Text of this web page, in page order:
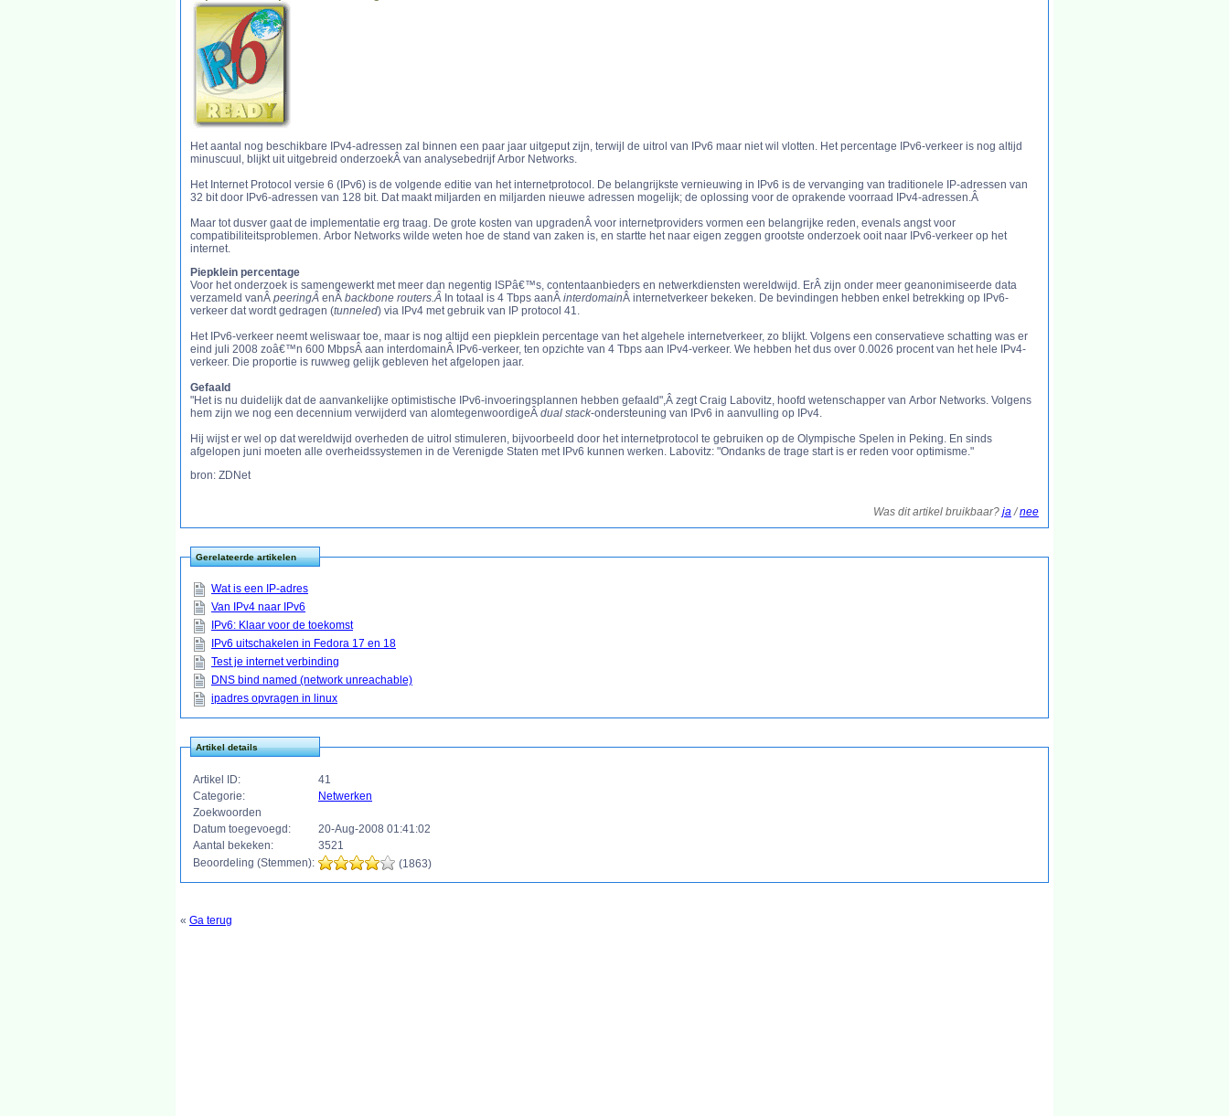
Het aantal nog beschikbare IPv4-adressen zal binnen een paar jaar uitgeput zijn, terwijl de uitrol van IPv6 maar niet wil vlotten. Het percentage IPv6-verkeer is nog altijd
minuscuul, blijkt uit uitgebreid onderzoekÂ van analysebedrijf Arbor Networks.
Het Internet Protocol versie 6 (IPv6) is de volgende editie van het internetprotocol. De belangrijkste vernieuwing in IPv6 is de vervanging van traditionele IP-adressen van
32 bit door IPv6-adressen van 128 bit. Dat maakt miljarden en miljarden nieuwe adressen mogelijk; de oplossing voor de oprakende voorraad IPv4-adressen.Â
Maar tot dusver gaat de implementatie erg traag. De grote kosten van upgradenÂ voor internetproviders vormen een belangrijke reden, evenals angst voor
compatibiliteitsproblemen. Arbor Networks wilde weten hoe de stand van zaken is, en startte het naar eigen zeggen grootste onderzoek ooit naar IPv6-verkeer op het
internet.
Piepklein percentage
Voor het onderzoek is samengewerkt met meer dan negentig ISPâ€™s, contentaanbieders en netwerkdiensten wereldwijd. ErÂ zijn onder meer geanonimiseerde data
verzameld vanÂ peeringÂ enÂ backbone routers.Â In totaal is 4 Tbps aanÂ interdomainÂ internetverkeer bekeken. De bevindingen hebben enkel betrekking op IPv6-
verkeer dat wordt gedragen (tunneled) via IPv4 met gebruik van IP protocol 41.
Het IPv6-verkeer neemt weliswaar toe, maar is nog altijd een piepklein percentage van het algehele internetverkeer, zo blijkt. Volgens een conservatieve schatting was er
eind juli 2008 zoâ€™n 600 MbpsÂ aan interdomainÂ IPv6-verkeer, ten opzichte van 4 Tbps aan IPv4-verkeer. We hebben het dus over 0.0026 procent van het hele IPv4-
verkeer. Die proportie is ruwweg gelijk gebleven het afgelopen jaar.
Gefaald
"Het is nu duidelijk dat de aanvankelijke optimistische IPv6-invoeringsplannen hebben gefaald",Â zegt Craig Labovitz, hoofd wetenschapper van Arbor Networks. Volgens
hem zijn we nog een decennium verwijderd van alomtegenwoordigeÂ dual stack-ondersteuning van IPv6 in aanvulling op IPv4.
Hij wijst er wel op dat wereldwijd overheden de uitrol stimuleren, bijvoorbeeld door het internetprotocol te gebruiken op de Olympische Spelen in Peking. En sinds
afgelopen juni moeten alle overheidssystemen in de Verenigde Staten met IPv6 kunnen werken. Labovitz: "Ondanks de trage start is er reden voor optimisme."
bron: ZDNet
Was dit artikel bruikbaar? ja/nee
Gerelateerde artikelen
Wat is een IP-adres
Van IPv4 naar IPv6
IPv6: Klaar voor de toekomst
IPv6 uitschakelen in Fedora 17 en 18
Test je internet verbinding
DNS bind named (network unreachable)
ipadres opvragen in linux
Artikel details
Artikel ID:
41
Categorie:
Netwerken
Zoekwoorden
Datum toegevoegd:
20-Aug-2008 01:41:02
Aantal bekeken:
3521
Beoordeling (Stemmen):
(1863)
« Ga terug